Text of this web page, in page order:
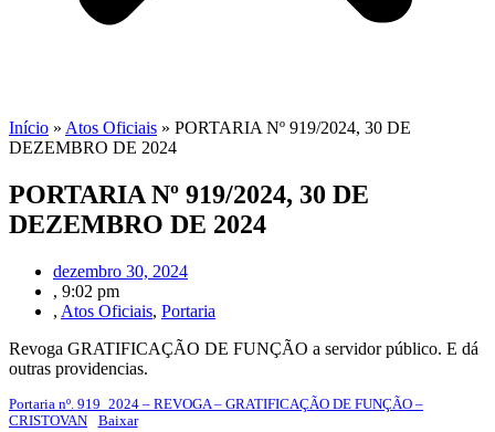
Início » Atos Oficiais » PORTARIA Nº 919/2024, 30 DE
DEZEMBRO DE 2024
PORTARIA Nº 919/2024, 30 DE
DEZEMBRO DE 2024
dezembro 30, 2024
, 9:02 pm
, Atos Oficiais, Portaria
Revoga GRATIFICAÇÃO DE FUNÇÃO a servidor público. E dá
outras providencias.
Portaria nº. 919_2024 – REVOGA – GRATIFICAÇÃO DE FUNÇÃO –
CRISTOVAN
Baixar